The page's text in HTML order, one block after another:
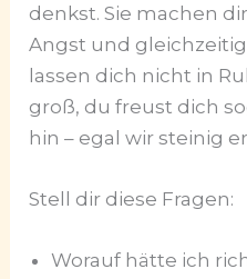
denkst. Sie machen
Angst und
lassen dich nicht in
groß, du freust dich
hin – egal wir steinig
Stell dir diese Fragen:
Worauf hätte ich